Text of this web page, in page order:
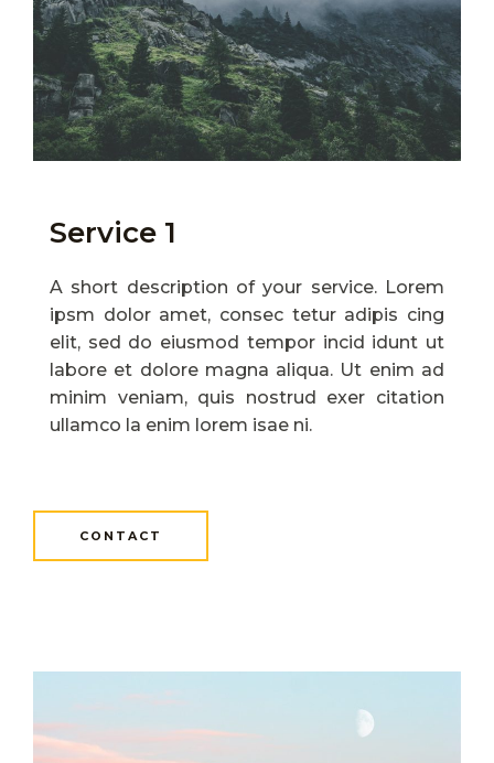
Service 1
A short description of your service. Lorem
ipsm dolor amet, consec tetur adipis cing
elit, sed do eiusmod tempor incid idunt ut
labore et dolore magna aliqua. Ut enim ad
minim veniam, quis nostrud exer citation
ullamco la enim lorem isae ni.
CONTACT